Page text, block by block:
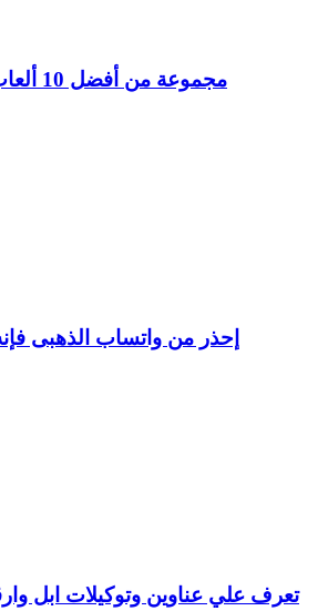
مجموعة من أفضل 10 ألعاب الجوال 2023
إحذر من واتساب الذهبى
تعرف علي عناوين وتوكيلات ابل